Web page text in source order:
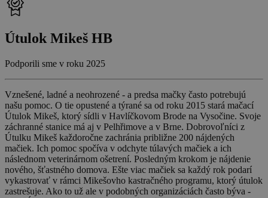
Útulok Mikeš HB
Podporili sme v roku 2025
Vznešené, ladné a neohrozené - a predsa mačky často potrebujú
našu pomoc. O tie opustené a týrané sa od roku 2015 stará mačací
Útulok Mikeš, ktorý sídli v Havlíčkovom Brode na Vysočine. Svoje
záchranné stanice má aj v Pelhřimove a v Brne. Dobrovoľníci z
Útulku Mikeš každoročne zachránia približne 200 nájdených
mačiek. Ich pomoc spočíva v odchyte túlavých mačiek a ich
následnom veterinárnom ošetrení. Posledným krokom je nájdenie
nového, šťastného domova. Ešte viac mačiek sa každý rok podarí
vykastrovať v rámci Mikešovho kastračného programu, ktorý útulok
zastrešuje. Ako to už ale v podobných organizáciách často býva -